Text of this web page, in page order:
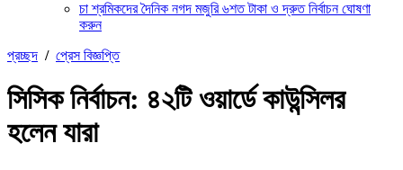
চা শ্রমিকদের দৈনিক নগদ মজুরি ৬শত টাকা ও দ্রুত নির্বাচন ঘোষণা
করুন
প্রচ্ছদ / প্রেস বিজ্ঞপ্তি
সিসিক নির্বাচন: ৪২টি ওয়ার্ডে কাউন্সিলর
হলেন যারা